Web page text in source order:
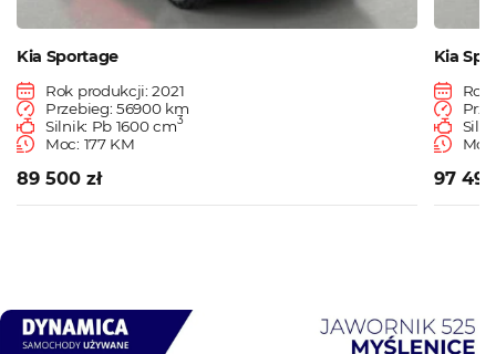
Kia Sportage
Rok produkcji: 2021
Przebieg: 56900 km
Silnik: Pb 1600 cm3
Moc: 177 KM
89 500 zł
Kia
Rok
97